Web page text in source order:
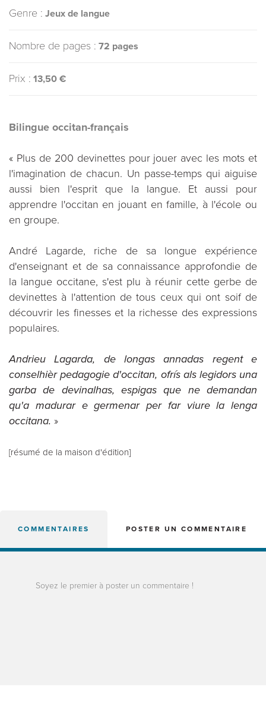
Genre : Jeux de langue
Nombre de pages : 72 pages
Prix : 13,50 €
Bilingue occitan-français
« Plus de 200 devinettes pour jouer avec les mots et
l'imagination de chacun. Un passe-temps qui aiguise
aussi bien l'esprit que la langue. Et aussi pour
apprendre l'occitan en jouant en famille, à l'école ou
en groupe.
André Lagarde, riche de sa longue expérience
d'enseignant et de sa connaissance approfondie de
la langue occitane, s'est plu à réunir cette gerbe de
devinettes à l'attention de tous ceux qui ont soif de
découvrir les finesses et la richesse des expressions
populaires.
Andrieu Lagarda, de longas annadas regent e
conselhièr pedagogie d'occitan, ofrís als legidors una
garba de devinalhas, espigas que ne demandan
qu'a madurar e germenar per far viure la lenga
occitana. »
[résumé de la maison d'édition]
COMMENTAIRES POSTER UN COMMENTAIRE
Soyez le premier à poster un commentaire !